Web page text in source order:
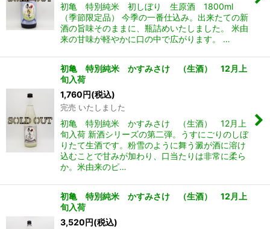
初亀 特別純米 初しぼり 生原酒 1800ml
（季節限定品） 今季の一番仕込み。出来たての新
酒の旨味そのままに、瓶詰めいたしました。 米由
来の甘味が軽やかに口の中で広がります。 …
初亀 特別純米 かすみさけ （生酒） 12月上
旬入荷
1,760円(税込)
完売 いたしました
初亀 特別純米 かすみさけ （生酒） 12月上
旬入荷 新酒シリーズの第二弾。うすにごりのしぼ
りたて生酒です。粉雪のように舞う澱が酒に溶け
込むことで甘みが加わり、口当たりは非常に柔ら
か。米由来のピ…
初亀 特別純米 かすみさけ （生酒） 12月上
旬入荷
3,520円(税込)